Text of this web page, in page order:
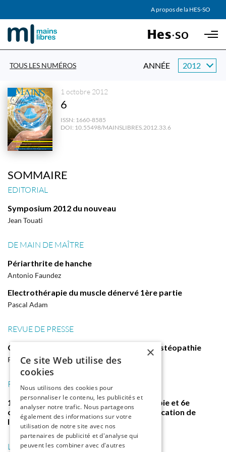
Skip to main content
A propos de la HES-SO
PARTENAIRES
TOUS LES NUMÉROS ANNÉE
1 octobre 2012
6
ISSN: 1660-8585
DOI: 10.55498/MAINSLIBRES.2012.33.6
SOMMAIRE
EDITORIAL
Symposium 2012 du nouveau
Jean Touati
DE MAIN DE MAÎTRE
Périarthrite de hanche
Antonio Faundez
Electrothérapie du muscle dénervé 1ère partie
Pascal Adam
REVUE DE PRESSE
Comment les ostéopathes définissent l'ostéopathie
Par Reza Redje-Chibane
RENDEZ-VOUS
19e Symposium Romand de Physiothérapie et 6e
congrès de la Société Française de Rééducation de
l'Epaule
LU POUR VOUS
×
Ce site Web utilise des
cookies
Nous utilisons des cookies pour
personnaliser le contenu, les publicités et
analyser notre trafic. Nous partageons
également des informations sur votre
utilisation de notre site avec nos
partenaires de publicité et d'analyse qui
peuvent les combiner avec d'autres